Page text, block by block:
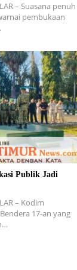
– Suasana penuh
pembukaan
Publik Jadi
– Kodim
17-an yang